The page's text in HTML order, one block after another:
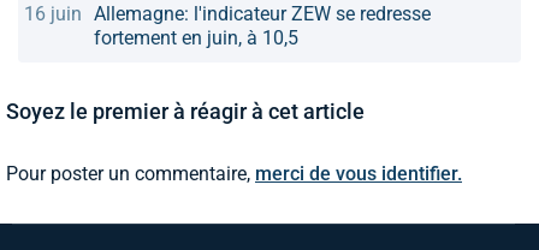
16 juin Allemagne: l'indicateur ZEW se redresse
fortement en juin, à 10,5
Soyez le premier à réagir à cet article
Pour poster un commentaire, merci de vous identifier.